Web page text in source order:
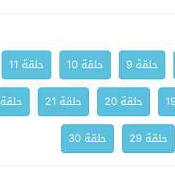
حلقة 9 حلقة 10
حلقة 11
حلقة 20 حلقة 21
حلقة 22
حلقة 29 حلقة 30